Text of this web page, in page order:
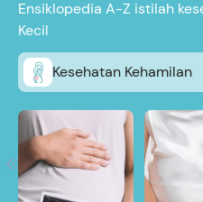
Ensiklopedia A-Z istilah
Kecil
Kesehatan Kehamilan